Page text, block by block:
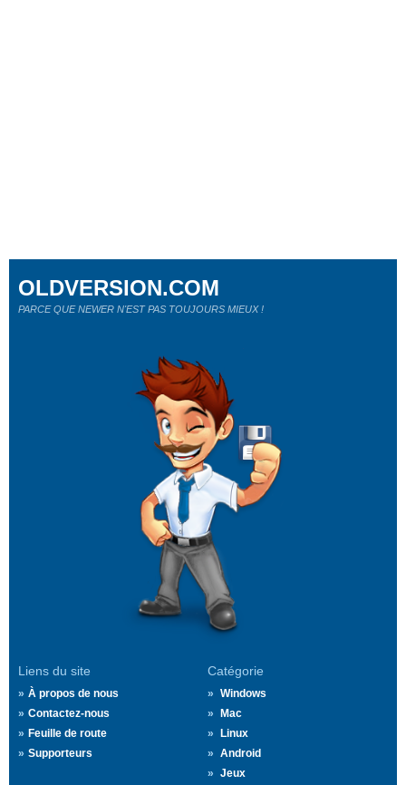
Liens du site
À propos de nous
Contactez-nous
Feuille de route
Supporteurs
Catégorie
Windows
Mac
Linux
Android
Jeux
OLDVERSION.COM
PARCE QUE NEWER N'EST PAS TOUJOURS MIEUX !